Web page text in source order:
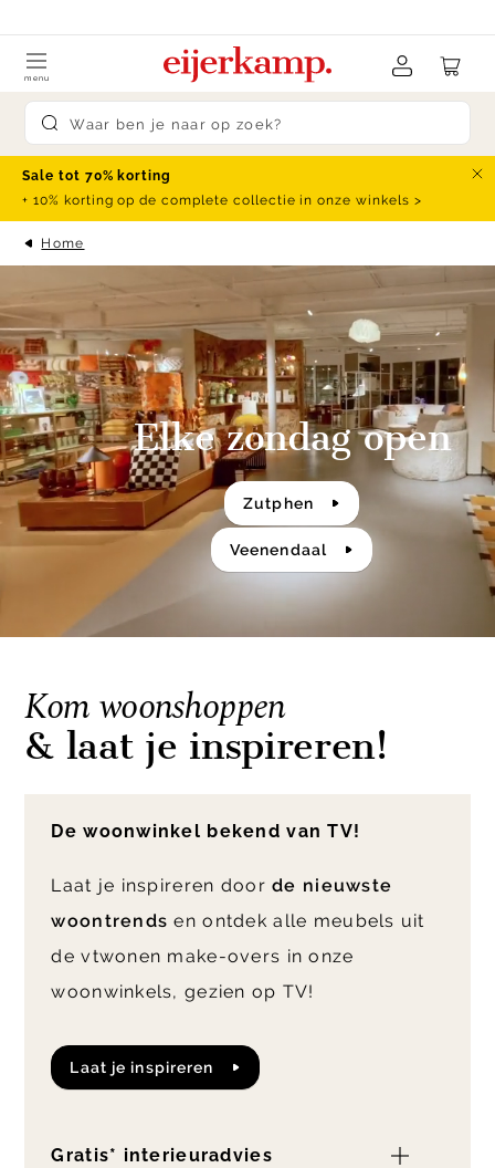
Submit search
menu
Sale tot 70% korting
+ 10% korting op de complete collectie in onze winkels >
Home
Elke zondag open
Zutphen
Veenendaal
Kom woonshoppen
& laat je inspireren!
De woonwinkel bekend van TV!
Laat je inspireren doorde nieuwste
woontrends en ontdek alle meubels uit
de vtwonen make-overs in onze
woonwinkels, gezien op TV!
Laat je inspireren
Gratis* interieuradvies